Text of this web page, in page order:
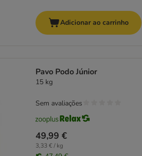
Adicionar ao carrinho
Pavo Podo Júnior
15 kg
49,99 €
3,33 € / kg
Sem avaliações